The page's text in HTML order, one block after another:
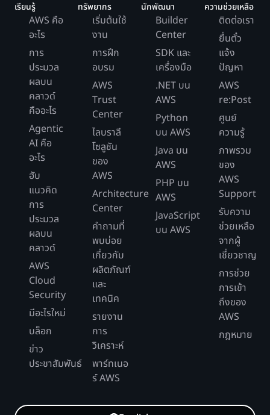
เรียนรู้
AWS คือ
อะไร
การ
ประมวล
ผลบน
คลาวด์
คืออะไร
Agentic
AI คือ
อะไร
ฮับ
แนวคิด
การ
ประมวล
ผลบน
คลาวด์
AWS
Cloud
Security
มีอะไรใหม่
บล็อก
ข่าว
ประชาสัมพันธ์
ทรัพยากร
เริ่มต้นใช้
งาน
การฝึก
อบรม
AWS
Trust
Center
ไลบราลี
โซลูชัน
ของ
AWS
Architecture
Center
คำถามที่
พบบ่อย
เกี่ยวกับ
ผลิตภัณฑ์
และ
เทคนิค
รายงาน
การ
วิเคราะห์
พาร์ทเนอ
ร์ AWS
นักพัฒนา
Builder
Center
SDK และ
เครื่องมือ
.NET บน
AWS
Python
บน AWS
Java บน
AWS
PHP บน
AWS
JavaScript
บน AWS
ความช่วยเหลือ
ติดต่อเรา
ยื่นตั๋ว
แจ้ง
ปัญหา
AWS
re:Post
ศูนย์
ความรู้
ภาพรวม
ของ
AWS
Support
รับความ
ช่วยเหลือ
จากผู้
เชี่ยวชาญ
การช่วย
การเข้า
ถึงของ
AWS
กฎหมาย